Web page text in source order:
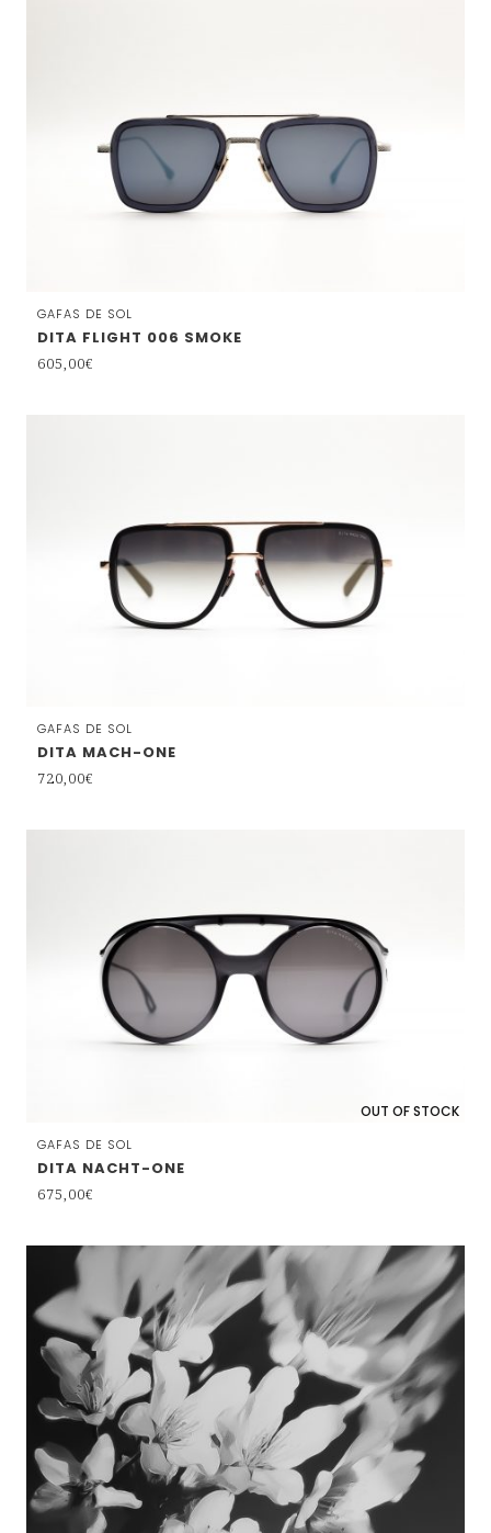
GAFAS DE SOL
DITA FLIGHT 006 SMOKE
605,00€
GAFAS DE SOL
DITA MACH-ONE
720,00€
OUT OF STOCK
GAFAS DE SOL
DITA NACHT-ONE
675,00€